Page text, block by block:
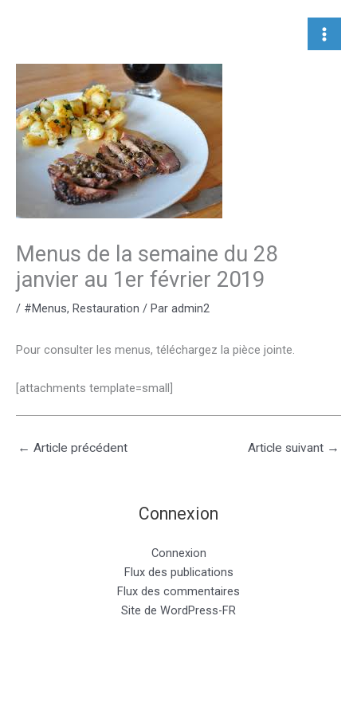
Menus de la semaine du 28
janvier au 1er février 2019
/ #Menus, Restauration / Par admin2
Pour consulter les menus, téléchargez la pièce jointe.
[attachments template=small]
← Article précédent Article suivant →
Connexion
Connexion
Flux des publications
Flux des commentaires
Site de WordPress-FR